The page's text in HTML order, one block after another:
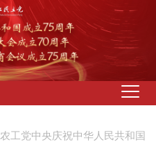
农工党中央庆祝中华人民共和国